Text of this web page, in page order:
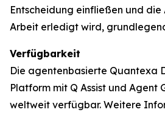
Entscheidung einfließen und die
Arbeit erledigt wird,
Verfügbarkeit
Die agentenbasierte Quantexa
Platform mit Q Assist und Agent
weltweit verfügbar. Weitere